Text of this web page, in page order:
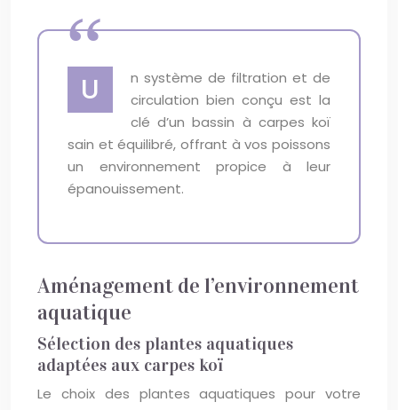
U
n système de filtration et de
circulation bien conçu est la
clé d’un bassin à carpes koï
sain et équilibré, offrant à vos poissons
un environnement propice à leur
épanouissement.
Aménagement de l’environnement
aquatique
Sélection des plantes aquatiques
adaptées aux carpes koï
Le choix des plantes aquatiques pour votre